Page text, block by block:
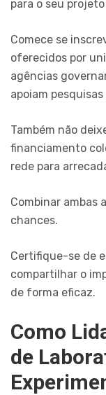
para o seu
Comece se
oferecidos por
agências
apoiam
Também não
financiamento
rede para
Combinar ambas
chances.
Certifique-se de
compartilhar o
de forma eficaz.
Como
de